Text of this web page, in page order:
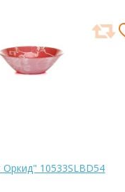
10533SLBD54